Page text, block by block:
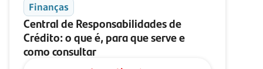
Finanças
Central de Responsabilidades de
Crédito: o que é, para que serve e
como consultar